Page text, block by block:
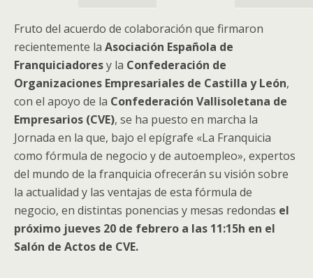
Fruto del acuerdo de colaboración que firmaron
recientemente la Asociación Española de
Franquiciadoresy la Confederación de
Organizaciones Empresariales de Castilla y León,
con el apoyo de la Confederación Vallisoletana de
Empresarios (CVE), se ha puesto en marcha la
Jornada en la que, bajo el epígrafe «La Franquicia
como fórmula de negocio y de autoempleo», expertos
del mundo de la franquicia ofrecerán su visión sobre
la actualidad y las ventajas de esta fórmula de
negocio, en distintas ponencias y mesas redondas el
próximo jueves 20 de febrero a las 11:15h en el
Salón de Actos de CVE.